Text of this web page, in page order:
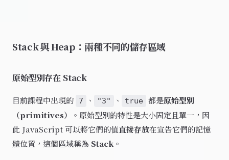
Stack 與 Heap：兩種不同的儲存區域
原始型別存在 Stack
目前課程中出現的 7 、 "3" 、 true 都是原始型別
（primitives）
。原始型別的特性是大小固定且單一，因
此 JavaScript 可以將它們的值直接存放在宣告它們的記憶
體位置，這個區域稱為 Stack 。